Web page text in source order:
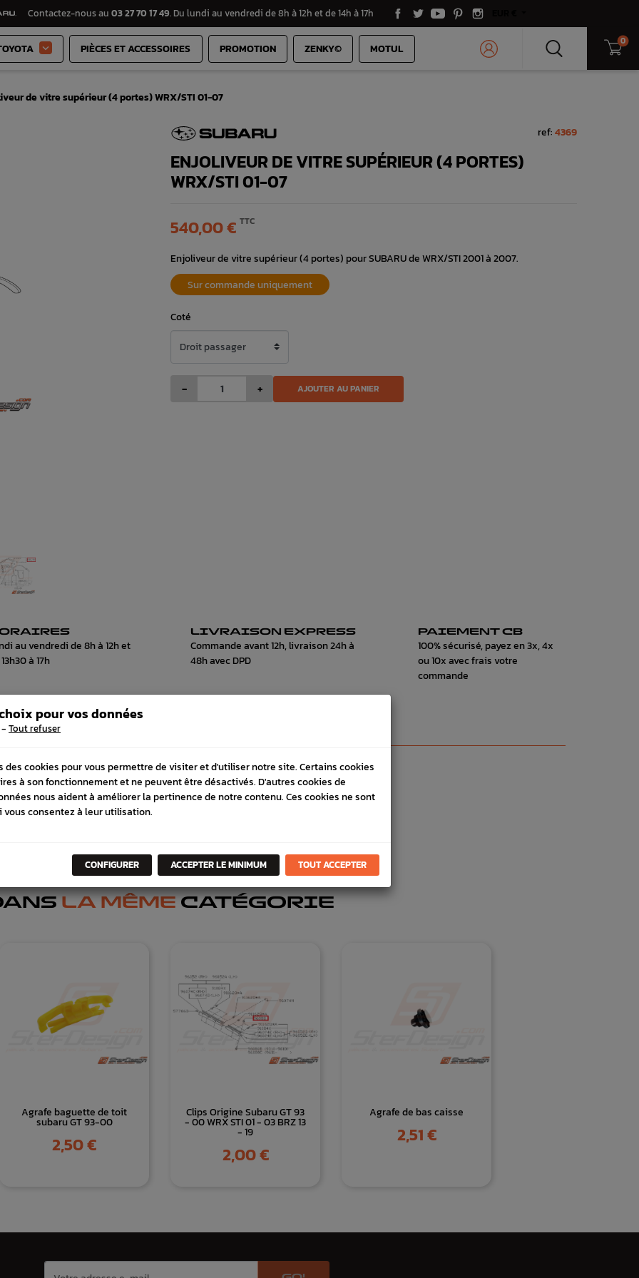
Contactez-nous au 03 27 70 17 49. Du lundi au vendredi de 8h à 12h et de 14h à 17h
 PIÈCES ET ACCESSOIRES PROMOTION ZENKY© MOTUL 0
de vitre supérieur (4 portes) WRX/STI 01-07
ref:4369
ENJOLIVEUR DE VITRE SUPÉRIEUR (4 PORTES)
WRX/STI 01-07
540,00 € TTC
Enjoliveur de vitre supérieur (4 portes) pour SUBARU de WRX/STI 2001 à 2007.
Sur commande uniquement
Coté
- + AJOUTER AU PANIER
au vendredi de 8h à 12h et
à 17h
LIVRAISON EXPRESS
Commande avant 12h, livraison 24h à
48h avec DPD
PAIEMENT CB
100% sécurisé, payez en 3x, 4x
ou 10x avec frais votre
commande
LA MÊMECATÉGORIE
Agrafe baguette de toit
subaru GT 93-00
Prix
2,50 €
Clips Origine Subaru GT 93
- 00 WRX STI 01 - 03 BRZ 13
- 19
Prix
2,00 €
Agrafe de bas caisse
Prix
2,51 €
pour vos données
- Tout refuser
des cookies pour vous permettre de visiter et d'utiliser notre site. Certains cookies
à son fonctionnement et ne peuvent être désactivés. D'autres cookies de
nous aident à améliorer la pertinence de notre contenu. Ces cookies ne sont
vous consentez à leur utilisation.
CONFIGURER ACCEPTER LE MINIMUM TOUT ACCEPTER